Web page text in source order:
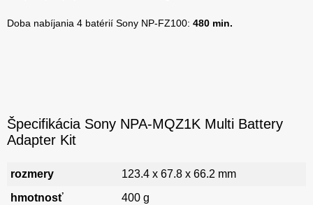
Doba nabíjania 4 batérií Sony NP-FZ100: 480 min.
Špecifikácia Sony NPA-MQZ1K Multi Battery
Adapter Kit
rozmery
123.4 x 67.8 x 66.2 mm
hmotnosť
400 g